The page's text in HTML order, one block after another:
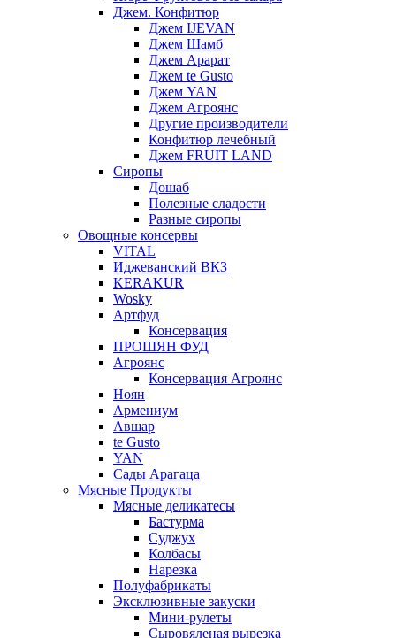
Джем. Конфитюр
Джем IJEVAN
Джем Шамб
Джем Арарат
Джем te Gusto
Джем YAN
Джем Агроянс
Другие производители
Конфитюр лечебный
Джем FRUIT LAND
Сиропы
Дошаб
Полезные сладости
Разные сиропы
Овощные консервы
VITAL
Иджеванский ВКЗ
KERAKUR
Wosky
Артфуд
Консервация
ПРОШЯН ФУД
Агроянс
Консервация Агроянс
Ноян
Армениум
Авшар
te Gusto
YAN
Сады Арагаца
Мясные Продукты
Мясные деликатесы
Бастурма
Суджух
Колбасы
Нарезка
Полуфабрикаты
Эксклюзивные закуски
Мини-рулеты
Сыровяленая вырезка